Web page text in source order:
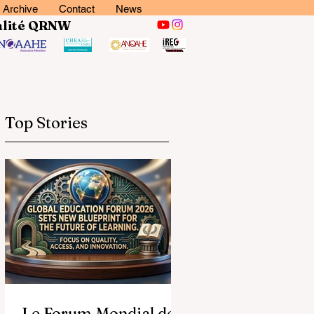
Archive Contact News
QRNW
Top Stories